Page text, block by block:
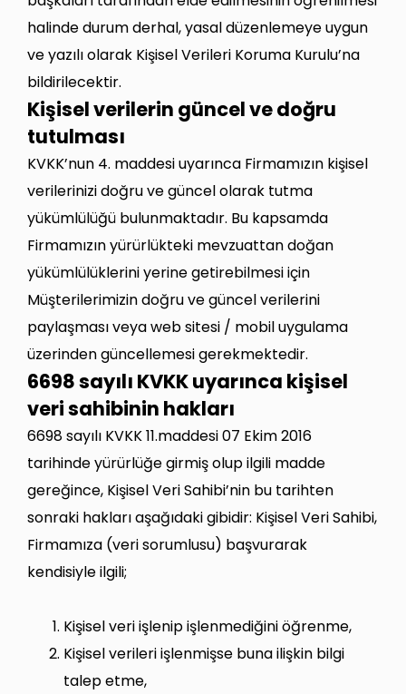
halinde durum derhal, yasal düzenlemeye uygun
ve yazılı olarak Kişisel Verileri Koruma Kurulu’na
bildirilecektir.
Kişisel verilerin güncel ve doğru
tutulması
KVKK’nun 4. maddesi uyarınca Firmamızın kişisel
verilerinizi doğru ve güncel olarak tutma
yükümlülüğü bulunmaktadır. Bu kapsamda
Firmamızın yürürlükteki mevzuattan doğan
yükümlülüklerini yerine getirebilmesi için
Müşterilerimizin doğru ve güncel verilerini
paylaşması veya web sitesi / mobil uygulama
üzerinden güncellemesi gerekmektedir.
6698 sayılı KVKK uyarınca kişisel
veri sahibinin hakları
6698 sayılı KVKK 11.maddesi 07 Ekim 2016
tarihinde yürürlüğe girmiş olup ilgili madde
gereğince, Kişisel Veri Sahibi’nin bu tarihten
sonraki hakları aşağıdaki gibidir: Kişisel Veri Sahibi,
Firmamıza (veri sorumlusu) başvurarak
kendisiyle ilgili;
Kişisel veri işlenip işlenmediğini öğrenme,
Kişisel verileri işlenmişse buna ilişkin bilgi
talep etme,